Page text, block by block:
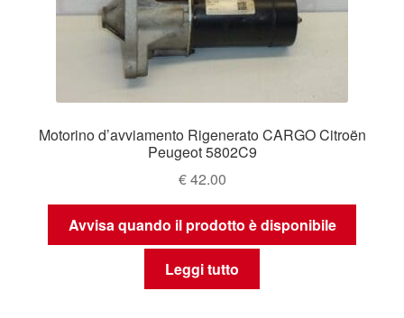
Motorino d’avviamento Rigenerato CARGO Citroën
Peugeot 5802C9
€42.00
Avvisa quando il prodotto è disponibile
Leggi tutto